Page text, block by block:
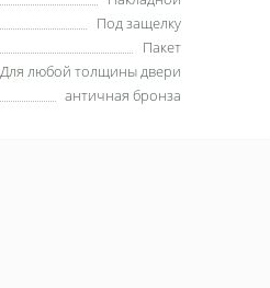
Под защелку
Пакет
Для любой толщины двери
античная бронза